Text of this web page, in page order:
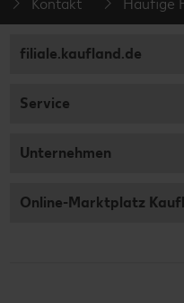
Kontakt Häufige
filiale.kaufland.de
Service
Unternehmen
Online-Marktplatz